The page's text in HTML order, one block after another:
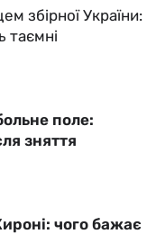
збірної України:
таємні
поле:
зняття
чого бажає